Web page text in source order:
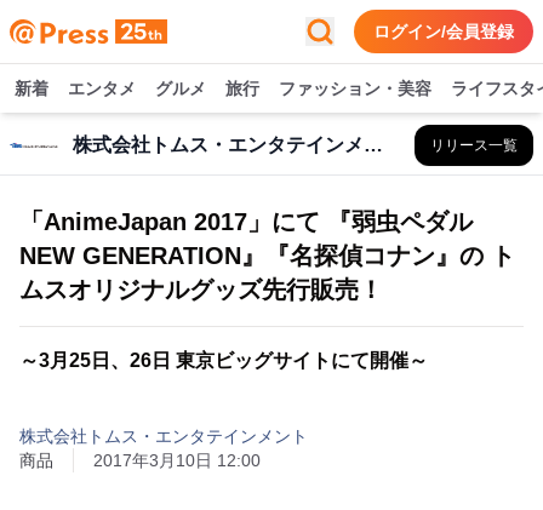
ログイン/会員登録
新着 エンタメ グルメ 旅行 ファッション・美容 ライフスタ
株式会社トムス・エンタテインメント リリース一覧
「AnimeJapan 2017」にて 『弱虫ペダル
NEW GENERATION』『名探偵コナン』の ト
ムスオリジナルグッズ先行販売！
～3月25日、26日 東京ビッグサイトにて開催～
株式会社トムス・エンタテインメント
商品
2017年3月10日 12:00